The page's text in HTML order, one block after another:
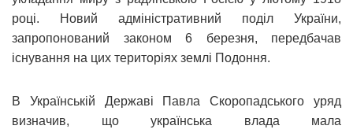
році. Новий адміністративний поділ України,
запропонований законом 6 березня, передбачав
існування на цих територіях землі Подоння.
В Українській Державі Павла Скоропадського уряд
визначив, що українська влада мала